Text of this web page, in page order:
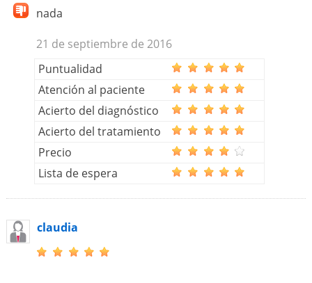
nada
21 de septiembre de 2016
Puntualidad
Atención al paciente
Acierto del diagnóstico
Acierto del tratamiento
Precio
Lista de espera
claudia